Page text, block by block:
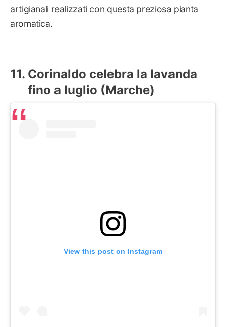
artigianali realizzati con questa preziosa pianta
aromatica.
Corinaldo celebra la lavanda
fino a luglio (Marche)
View this post on Instagram